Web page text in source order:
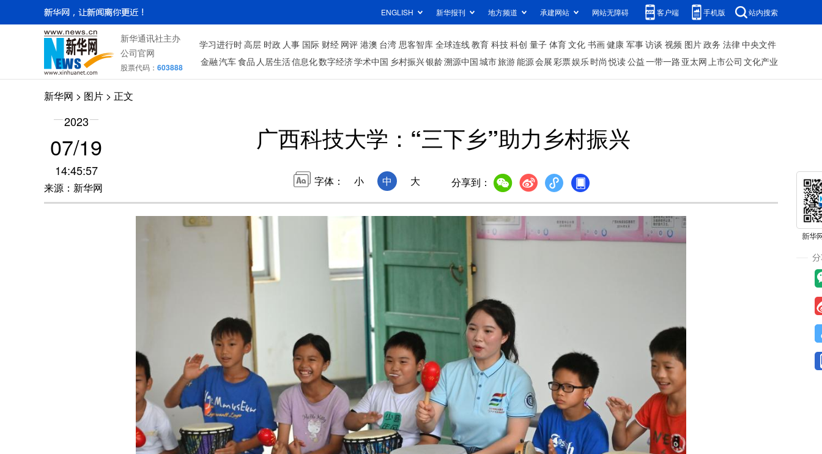
ENGLISH 新华报刊 地方频道 承建网站 网站无障碍 客户端 手机版 站内搜索
新华通讯社主办
公司官网
股票代码： 603888
学习进行时高层 时政 人事 国际 财经 网评 港澳 台湾 思客智库 全球连线教育 科技科创 量子 体育文化 书画健康 军事访谈 视频 图片政务 法律中央文件
金融汽车食品 人居生活信息化数字经济学术中国 乡村振兴银龄溯源中国城市旅游能源会展彩票娱乐时尚 悦读公益一带一路 亚太网上市公司 文化产业
新华网 > 图片 > 正文
2023
07/19
14:45:57
来源：新华网
广西科技大学：“三下乡”助力乡村振兴
字体： 小 中 大 分享到：